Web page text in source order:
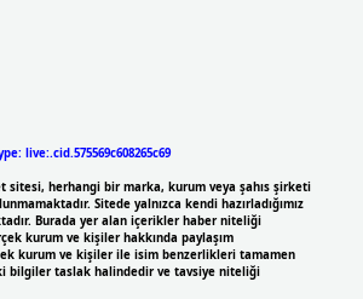
live:.cid.575569c608265c69
sitesi, herhangi bir marka, kurum veya şahıs şirketi
Sitede yalnızca kendi hazırladığımız
Burada yer alan içerikler haber niteliği
kurum ve kişiler hakkında paylaşım
kurum ve kişiler ile isim benzerlikleri tamamen
bilgiler taslak halindedir ve tavsiye niteliği